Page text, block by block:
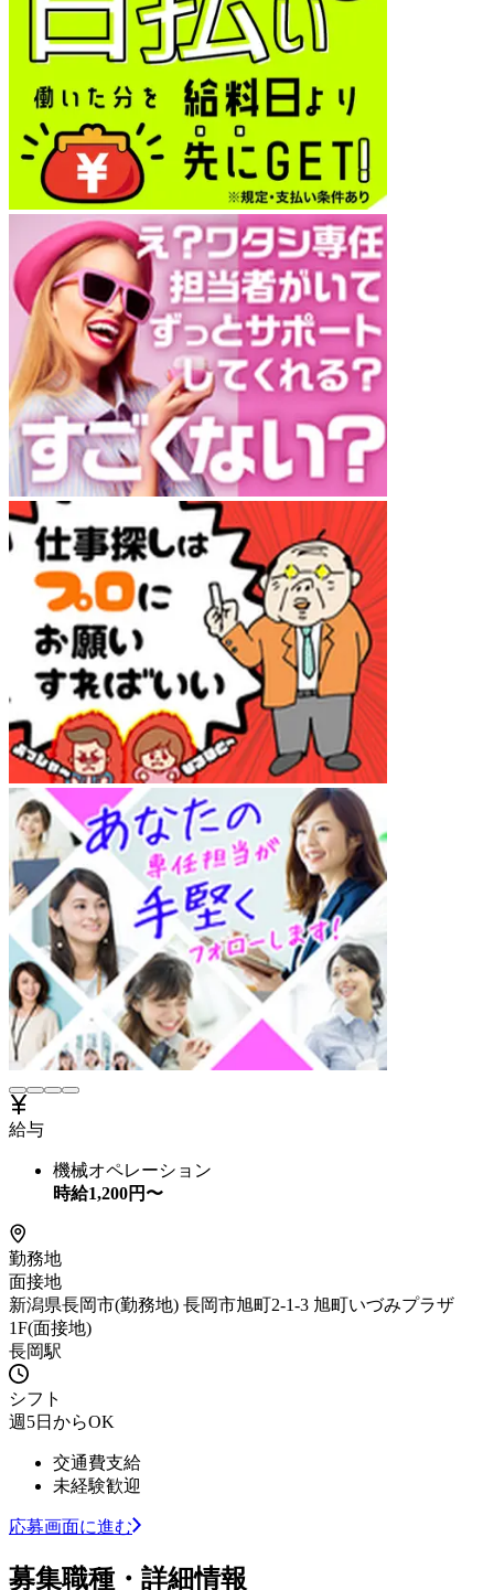
給与
機械オペレーション
時給1,200円〜
勤務地
面接地
新潟県長岡市(勤務地) 長岡市旭町2-1-3 旭町いづみプラザ
1F(面接地)
長岡駅
シフト
週5日からOK
交通費支給
未経験歓迎
応募画面に進む
募集職種・詳細情報